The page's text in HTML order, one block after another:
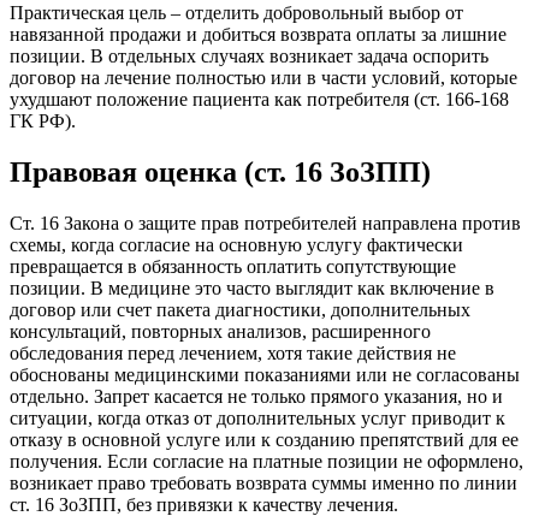
Практическая цель – отделить добровольный выбор от
навязанной продажи и добиться возврата оплаты за лишние
позиции. В отдельных случаях возникает задача оспорить
договор на лечение полностью или в части условий, которые
ухудшают положение пациента как потребителя (ст. 166-168
ГК РФ).
Правовая оценка (ст. 16 ЗоЗПП)
Ст. 16 Закона о защите прав потребителей направлена против
схемы, когда согласие на основную услугу фактически
превращается в обязанность оплатить сопутствующие
позиции. В медицине это часто выглядит как включение в
договор или счет пакета диагностики, дополнительных
консультаций, повторных анализов, расширенного
обследования перед лечением, хотя такие действия не
обоснованы медицинскими показаниями или не согласованы
отдельно. Запрет касается не только прямого указания, но и
ситуации, когда отказ от дополнительных услуг приводит к
отказу в основной услуге или к созданию препятствий для ее
получения. Если согласие на платные позиции не оформлено,
возникает право требовать возврата суммы именно по линии
ст. 16 ЗоЗПП, без привязки к качеству лечения.